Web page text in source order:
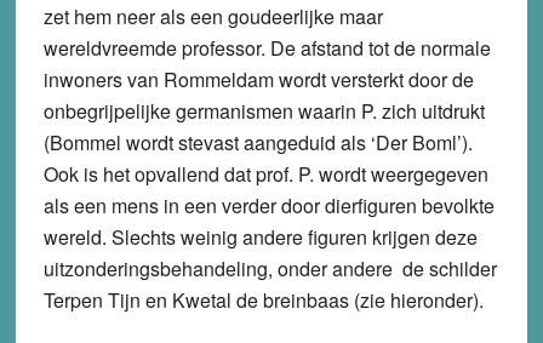
zet hem neer als een goudeerlijke maar
wereldvreemde professor. De afstand tot de normale
inwoners van Rommeldam wordt versterkt door de
onbegrijpelijke germanismen waarin P. zich uitdrukt
(Bommel wordt stevast aangeduid als ‘Der Boml’).
Ook is het opvallend dat prof. P. wordt weergegeven
als een mens in een verder door dierfiguren bevolkte
wereld. Slechts weinig andere figuren krijgen deze
uitzonderingsbehandeling, onder andere de schilder
Terpen Tijn en Kwetal de breinbaas (zie hieronder).